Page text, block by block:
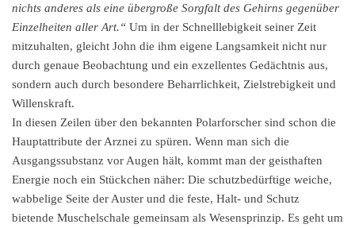
nichts anderes als eine übergroße Sorgfalt des Gehirns gegenüber
Einzelheiten aller Art.“ Um in der Schnelllebigkeit seiner Zeit
mitzuhalten, gleicht John die ihm eigene Langsamkeit nicht nur
durch genaue Beobachtung und ein exzellentes Gedächtnis aus,
sondern auch durch besondere Beharrlichkeit, Zielstrebigkeit und
Willenskraft.
In diesen Zeilen über den bekannten Polarforscher sind schon die
Hauptattribute der Arznei zu spüren. Wenn man sich die
Ausgangssubstanz vor Augen hält, kommt man der geisthaften
Energie noch ein Stückchen näher: Die schutzbedürftige weiche,
wabbelige Seite der Auster und die feste, Halt- und Schutz
bietende Muschelschale gemeinsam als Wesensprinzip. Es geht um